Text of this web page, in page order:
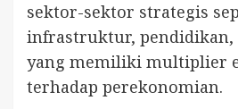
sektor-sektor strategis
infrastruktur, pendidikan,
yang memiliki multiplier
terhadap perekonomian.